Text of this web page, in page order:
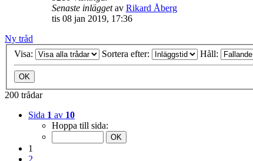
Senaste inläggetav Rikard Åberg
tis 08 jan 2019, 17:36
Ny tråd
Visa:
Sortera efter: Håll:
200 trådar
Sida 1 av 10
Hoppa till sida:
1
2